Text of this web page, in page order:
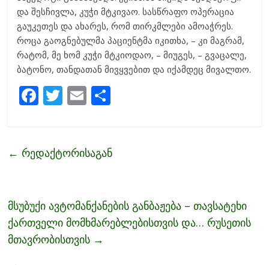
და შესჩივლა, კუჭი მტკივაო. სასწრაფო ოპერაცია
გაუკეთეს და ახარეს, რომ თირკმლები ამოაჭრეს.
როცა გაოგნებულმა პაციენტმა იკითხა, – კი მაგრამ,
რატომ, მე ხომ კუჭი მტკიოდაო, – მიუგეს, – გვაცალე,
ბატონო, თანდათან მივყვებით და იქამდეც მივალთო.
F
b
k
T
er
E
l e
← რედაქტორისაგან
მსუბუქი ავტომანქანების განბაჟება – თავსატეხი
ქართველი მომხმარებლებისთვის და… რუსეთის
მთავრობისთვის →